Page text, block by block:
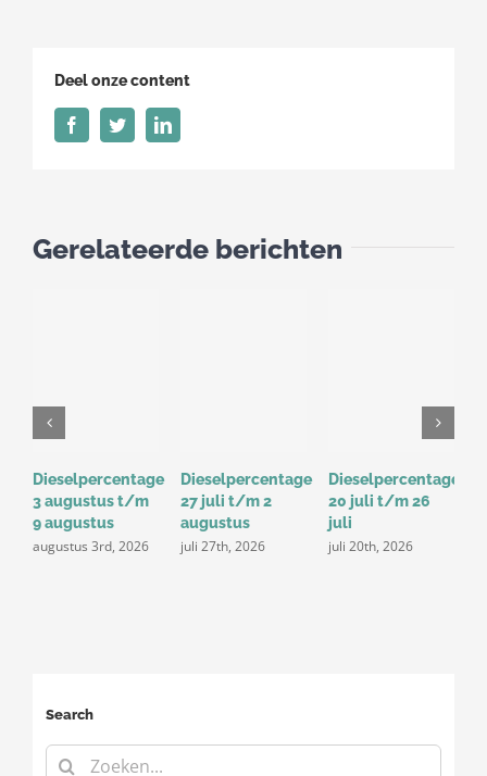
Deel onze content
FacebookTwitterLinkedIn
Gerelateerde berichten
Dieselpercentage
3 augustus t/m
9 augustus
augustus 3rd, 2026
Dieselpercentage
27 juli t/m 2
augustus
juli 27th, 2026
Dieselpercentage
20 juli t/m 26
juli
juli 20th, 2026
Search
Zoeken